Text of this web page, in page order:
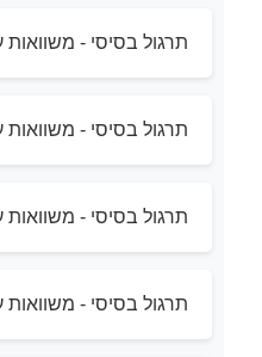
תרגול בסיסי - משוואות
תרגול בסיסי - משוואות
תרגול בסיסי -
תרגול בסיסי -